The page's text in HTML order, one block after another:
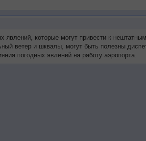
которые могут привести к
ветер и шквалы, могут быть полезны
погодных явлений на работу аэропорта.